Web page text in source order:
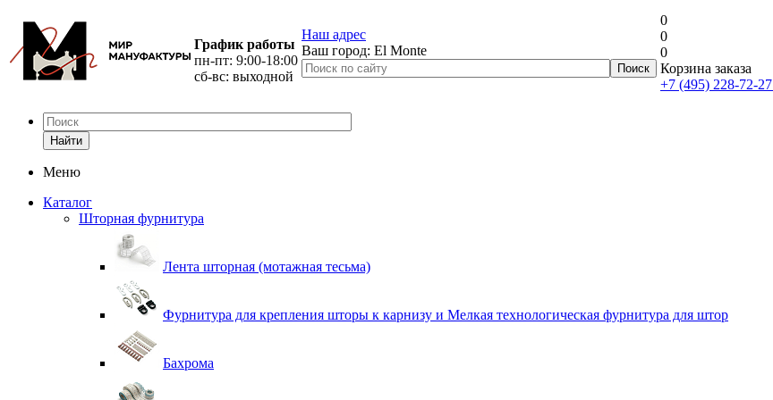
График работы
пн-пт: 9:00-18:00
сб-вс: выходной
Наш адрес
Ваш город: El Monte
0
0
0
Корзина заказа
+7 (495) 228-72-27
Найти
Меню
Каталог
Шторная фурнитура
Лента шторная (мотажная тесьма)
Фурнитура для крепления шторы к карнизу и Мелкая технологическая фурнитура для штор
Бахрома